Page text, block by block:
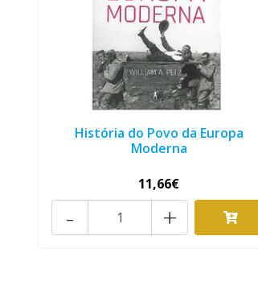
História do Povo da Europa
Moderna
11,66€
+
-